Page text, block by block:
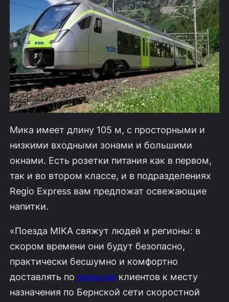
Мика имеет длину 105 м, с просторными и
низкими входными зонами и большими
окнами. Есть розетки питания как в первом,
так и во втором классе, и в подразделениях
Regio Express вам предложат освежающие
напитки.
«Поезда MIKA свяжут людей и регионы: в
скором времени они будут безопасно,
практически бесшумно и комфортно
доставлять по рельсам клиентов к месту
назначения по Бернской сети скоростной